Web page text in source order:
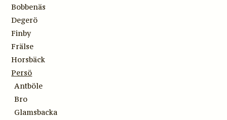
Bobbenäs
Degerö
Finby
Frälse
Horsbäck
Persö
Antböle
Bro
Glamsbacka